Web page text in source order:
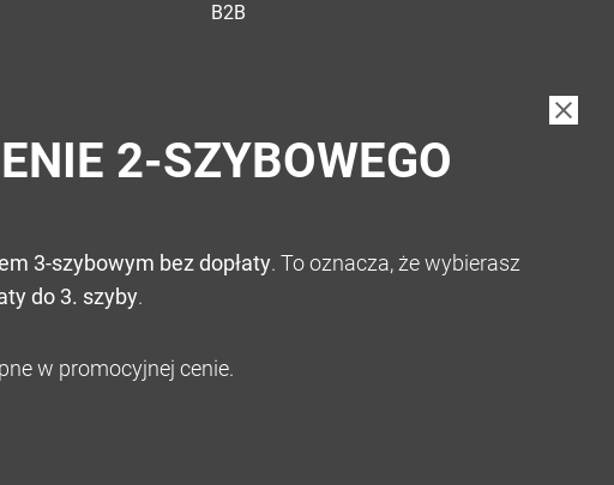
B2B
2-SZYBOWEGO
3-szybowym bez dopłaty. To oznacza, że wybierasz
do 3. szyby.
w promocyjnej cenie.